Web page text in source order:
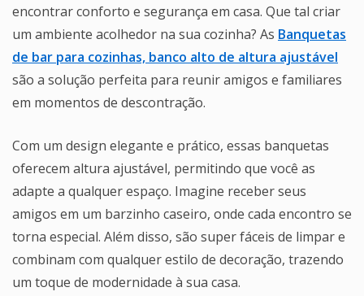
encontrar conforto e segurança em casa. Que tal criar
um ambiente acolhedor na sua cozinha? As Banquetas
de bar para cozinhas, banco alto de altura ajustável
são a solução perfeita para reunir amigos e familiares
em momentos de descontração.
Com um design elegante e prático, essas banquetas
oferecem altura ajustável, permitindo que você as
adapte a qualquer espaço. Imagine receber seus
amigos em um barzinho caseiro, onde cada encontro se
torna especial. Além disso, são super fáceis de limpar e
combinam com qualquer estilo de decoração, trazendo
um toque de modernidade à sua casa.